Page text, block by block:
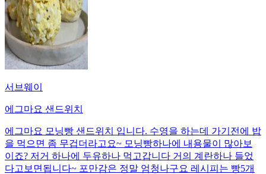
서브웨이
에그마요 샌드위치
에그마요 모닝빵 샌드위치 입니다. 수영을 하는데 가기전에 밥
을 먹으면 좀 무겁더라고요~ 모닝빵하나에 내용물이 많아보
이죠? 저거 하나에 두유하나 먹고갑니다 거의 계란하나 들었
다고보면됩니다~ 포만감은 정말 엄청나구요 레시피는 빵5개